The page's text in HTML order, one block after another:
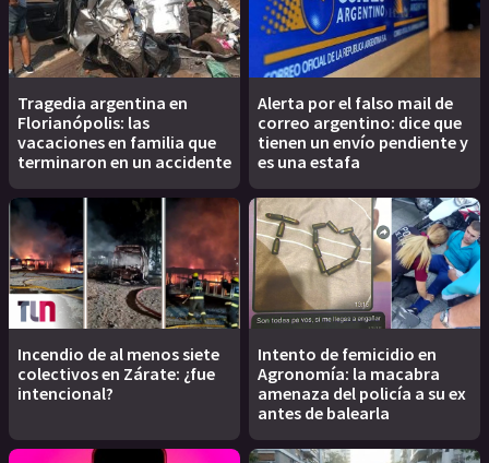
Tragedia argentina en
Florianópolis: las
vacaciones en familia que
terminaron en un accidente
Alerta por el falso mail de
correo argentino: dice que
tienen un envío pendiente y
es una estafa
Incendio de al menos siete
colectivos en Zárate: ¿fue
intencional?
Intento de femicidio en
Agronomía: la macabra
amenaza del policía a su ex
antes de balearla